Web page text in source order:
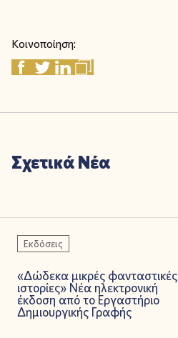
Κοινοποίηση:
Σχετικά Νέα
Εκδόσεις
«Δώδεκα μικρές φανταστικές
ιστορίες» Νέα ηλεκτρονική
έκδοση από το Εργαστήριο
Δημιουργικής Γραφής